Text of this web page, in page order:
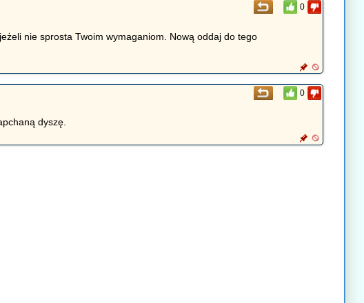
0
nie sprosta Twoim wymaganiom. Nową oddaj do tego
0
dyszę.